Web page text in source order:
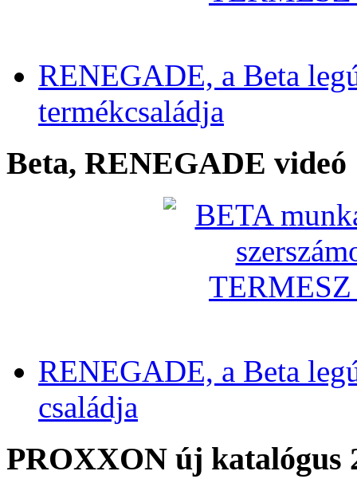
RENEGADE, a Beta
termékcsaládja
Beta, RENEGADE videó
RENEGADE, a Beta
családja
PROXXON új katalógus